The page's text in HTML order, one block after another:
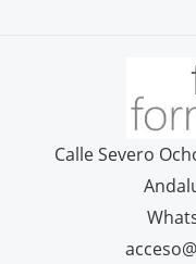
Calle Severo